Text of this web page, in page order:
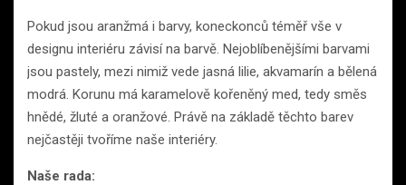
Pokud jsou aranžmá i barvy, koneckonců téměř vše v
designu interiéru závisí na barvě. Nejoblíbenějšími barvami
jsou pastely, mezi nimiž vede jasná lilie, akvamarín a bělená
modrá. Korunu má karamelově kořeněný med, tedy směs
hnědé, žluté a oranžové. Právě na základě těchto barev
nejčastěji tvoříme naše interiéry.
Naše rada: